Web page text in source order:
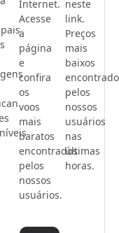
Internet.
Acesse
a
página
e
confira
os
voos
mais
baratos
encontrados
pelos
nossos
usuários.
neste
link.
Preços
mais
baixos
pelos
nossos
usuários
nas
últimas
horas.